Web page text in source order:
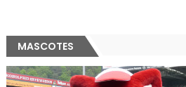
MASCOTES